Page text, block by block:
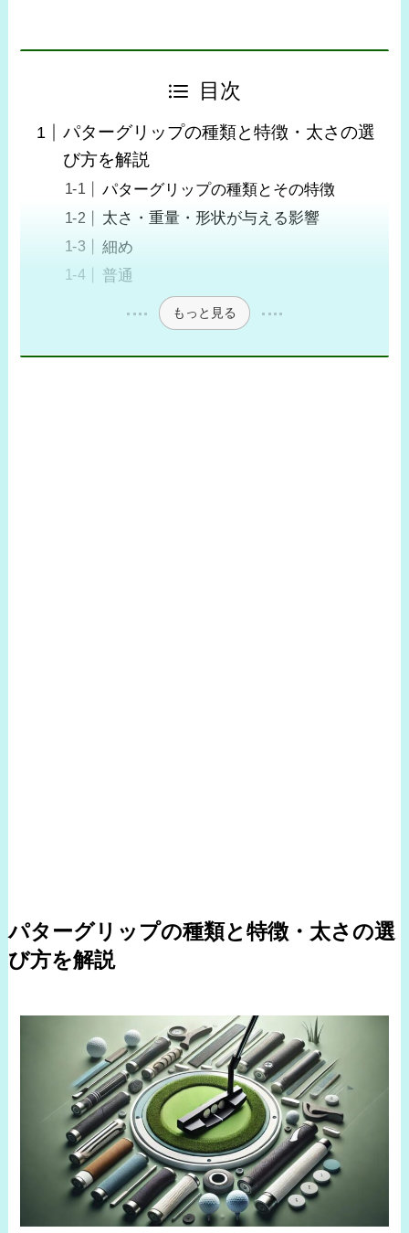
目次
パターグリップの種類と特徴・太さの選
び方を解説
パターグリップの種類とその特徴
太さ・重量・形状が与える影響
細め
普通
もっと見る
パターグリップの種類と特徴・太さの選
び方を解説